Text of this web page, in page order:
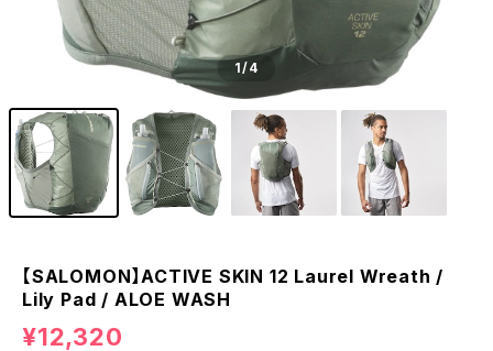
1/4
【SALOMON】ACTIVE SKIN 12 Laurel Wreath /
Lily Pad / ALOE WASH
¥12,320